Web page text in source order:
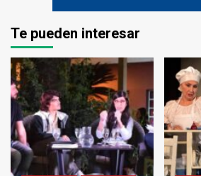
Te pueden interesar